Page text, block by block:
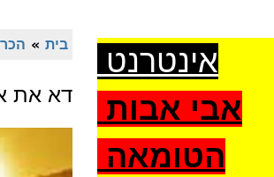
בית »
דא את
אינטרנט
אבי אבות
הטומאה